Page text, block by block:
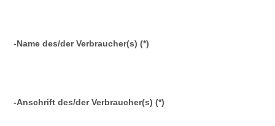
-Name des/der Verbraucher(s) (*)
-Anschrift des/der Verbraucher(s) (*)